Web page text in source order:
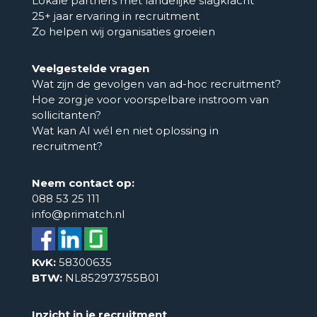
25+ jaar ervaring in recruitment
Zo helpen wij organisaties groeien
Veelgestelde vragen
Wat zijn de gevolgen van ad-hoc recruitment?
Hoe zorg je voor voorspelbare instroom van
sollicitanten?
Wat kan AI wél en niet oplossing in
recruitment?
Neem contact op:
088 53 25 111
info@primatch.nl
KvK:58300635
BTW:NL852973755B01